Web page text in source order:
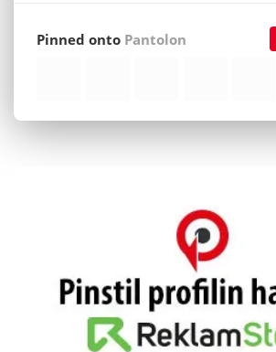
Pinned onto Pantolon